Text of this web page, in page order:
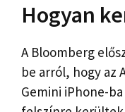
Hogyan
A Bloomberg
be arról, hogy az
Gemini iPhone-